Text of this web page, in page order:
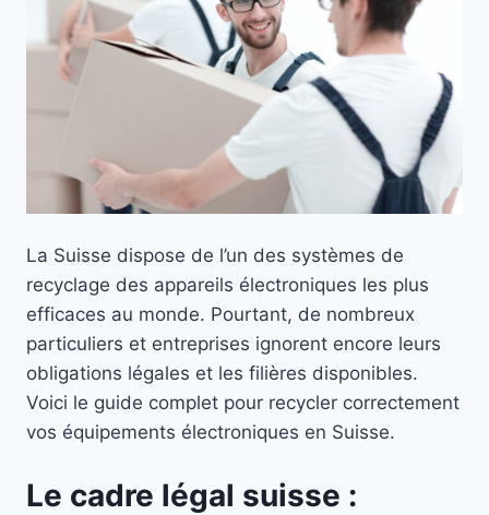
La Suisse dispose de l’un des systèmes de
recyclage des appareils électroniques les plus
efficaces au monde. Pourtant, de nombreux
particuliers et entreprises ignorent encore leurs
obligations légales et les filières disponibles.
Voici le guide complet pour recycler correctement
vos équipements électroniques en Suisse.
Le cadre légal suisse :